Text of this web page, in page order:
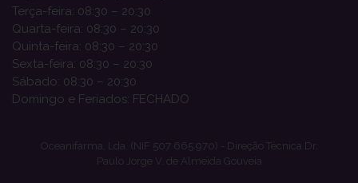
Terça-feira: 08:30 – 20:30
Quarta-feira: 08:30 – 20:30
Quinta-feira: 08:30 – 20:30
Sexta-feira: 08:30 – 20:30
Sábado: 08:30 – 20:30
Domingo e Feriados: FECHADO
Oceanifarma, Lda. (NIF 507 665 970) - Direção Técnica Dr.
Paulo Jorge V. de Almeida Gouveia